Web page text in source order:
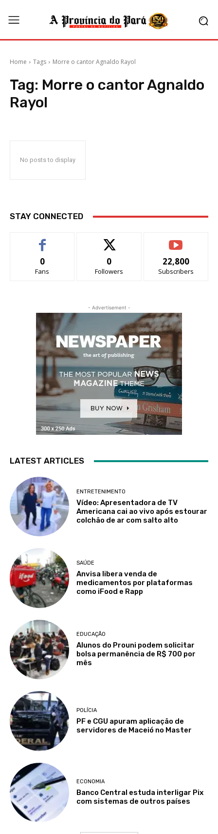
Home Tags Morre o cantor Agnaldo Rayol
Tag: Morre o cantor Agnaldo
Rayol
No posts to display
STAY CONNECTED
0
Fans
0
Followers
22,800
Subscribers
- Advertisement -
LATEST ARTICLES
ENTRETENIMENTO
Vídeo: Apresentadora de TV
Americana cai ao vivo após estourar
colchão de ar com salto alto
SAÚDE
Anvisa libera venda de
medicamentos por plataformas
como iFood e Rapp
EDUCAÇÃO
Alunos do Prouni podem solicitar
bolsa permanência de R$ 700 por
mês
POLÍCIA
PF e CGU apuram aplicação de
servidores de Maceió no Master
ECONOMIA
Banco Central estuda interligar Pix
com sistemas de outros países